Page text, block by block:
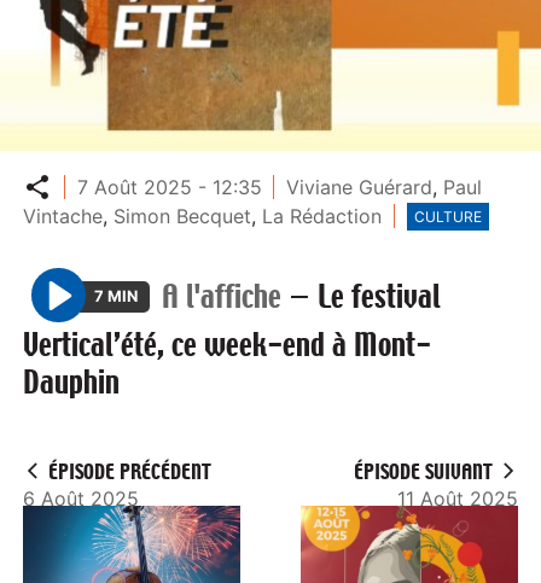
Partager
7 Août 2025 - 12:35 Viviane Guérard, Paul
Vintache, Simon Becquet, La Rédaction CULTURE
P
l
a
7 MIN A l'affiche — Le festival
Vertical’été, ce week-end à Mont-
Dauphin
ÉPISODE PRÉCÉDENT
6 Août 2025
ÉPISODE SUIVANT
11 Août 2025